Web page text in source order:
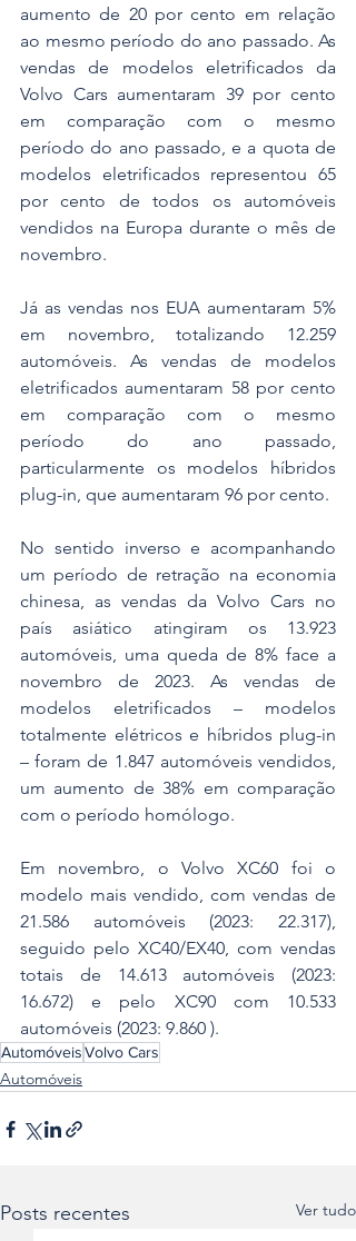
aumento de 20 por cento em relação
ao mesmo período do ano passado. As
vendas de modelos eletrificados da
Volvo Cars aumentaram 39 por cento
em comparação com o mesmo
período do ano passado, e a quota de
modelos eletrificados representou 65
por cento de todos os automóveis
vendidos na Europa durante o mês de
novembro.
Já as vendas nos EUA aumentaram 5%
em novembro, totalizando 12.259
automóveis. As vendas de modelos
eletrificados aumentaram 58 por cento
em comparação com o mesmo
período do ano passado,
particularmente os modelos híbridos
plug-in, que aumentaram 96 por cento.
No sentido inverso e acompanhando
um período de retração na economia
chinesa, as vendas da Volvo Cars no
país asiático atingiram os 13.923
automóveis, uma queda de 8% face a
novembro de 2023. As vendas de
modelos eletrificados – modelos
totalmente elétricos e híbridos plug-in
– foram de 1.847 automóveis vendidos,
um aumento de 38% em comparação
com o período homólogo.
Em novembro, o Volvo XC60 foi o
modelo mais vendido, com vendas de
21.586 automóveis (2023: 22.317),
seguido pelo XC40/EX40, com vendas
totais de 14.613 automóveis (2023:
16.672) e pelo XC90 com 10.533
automóveis (2023: 9.860 ).
AutomóveisVolvo Cars
Automóveis
Posts recentes Ver tudo